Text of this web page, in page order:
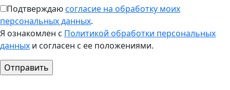
Подтверждаюсогласие на обработку моих
персональных данных.
Я ознакомлен с Политикой обработки персональных
данных и согласен с ее положениями.